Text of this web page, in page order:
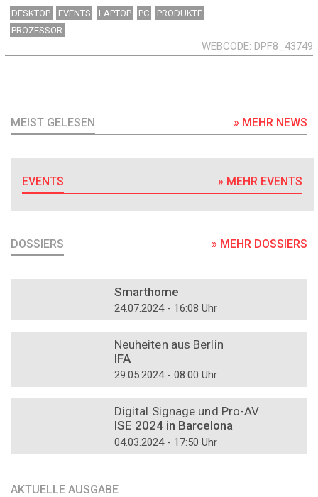
DESKTOP EVENTS LAPTOP PC
PRODUKTE
PROZESSOR
WEBCODE DPF8_43749
MEIST GELESEN » MEHR NEWS
EVENTS » MEHR EVENTS
DOSSIERS » MEHR DOSSIERS
Smarthome
24.07.2024 - 16:08 Uhr
Neuheiten aus Berlin
IFA
29.05.2024 - 08:00 Uhr
Digital Signage und Pro-AV
ISE 2024 in Barcelona
04.03.2024 - 17:50 Uhr
AKTUELLE AUSGABE